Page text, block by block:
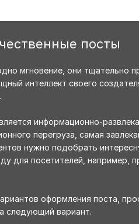
посты
мгновение, они тщательно
интеллект своего
информационно-
перегруза, самая
нужно подобрать
для посетителей, например,
оформления поста,
следующий вариант.